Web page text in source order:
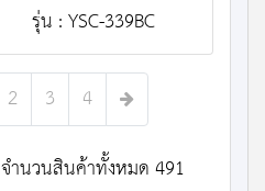
รุ่น : YSC-339BC
2 3
4
จำนวนสินค้าทั้งหมด 491